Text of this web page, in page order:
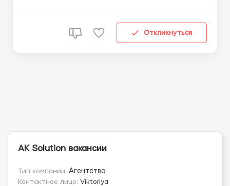
опыта - Без знания языка Условия
Откликнуться
AK Solution вакансии
Тип компании: Агентство
Контактное лицо: Viktoriya